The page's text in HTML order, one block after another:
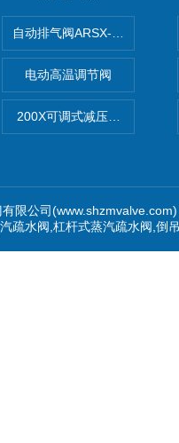
自动排气阀ARSX-0015/
电动高温调节阀
200X可调式减压阀（减压稳
限公司
疏水阀,杠杆式蒸汽疏水阀,倒